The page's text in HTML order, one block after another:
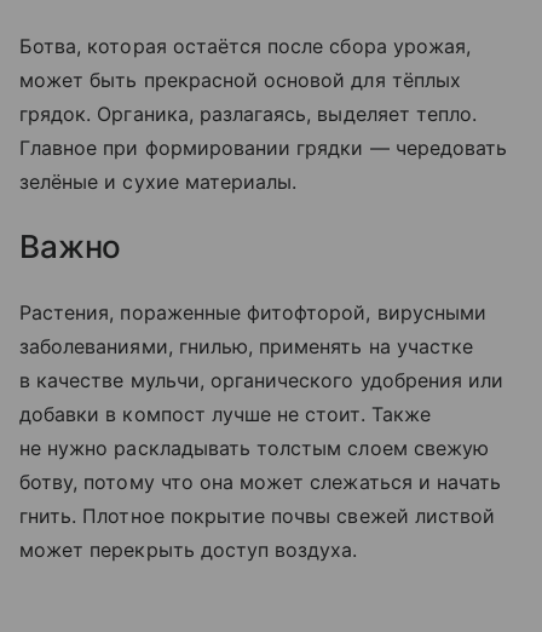
Ботва, которая остаётся после сбора урожая,
может быть прекрасной основой для тёплых
грядок. Органика, разлагаясь, выделяет тепло.
Главное при формировании грядки — чередовать
зелёные и сухие материалы.
Важно
Растения, пораженные фитофторой, вирусными
заболеваниями, гнилью, применять на участке
в качестве мульчи, органического удобрения или
добавки в компост лучше не стоит. Также
не нужно раскладывать толстым слоем свежую
ботву, потому что она может слежаться и начать
гнить. Плотное покрытие почвы свежей листвой
может перекрыть доступ воздуха.